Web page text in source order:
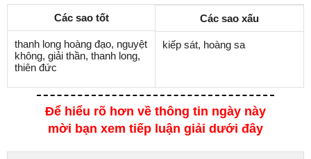
Các sao tốt
thanh long hoàng đạo, nguyệt
không, giải thần, thanh long,
thiên đức
Các sao xấu
kiếp sát, hoàng sa
Để hiểu rõ hơn về thông tin ngày này
mời bạn xem tiếp luận giải dưới đây